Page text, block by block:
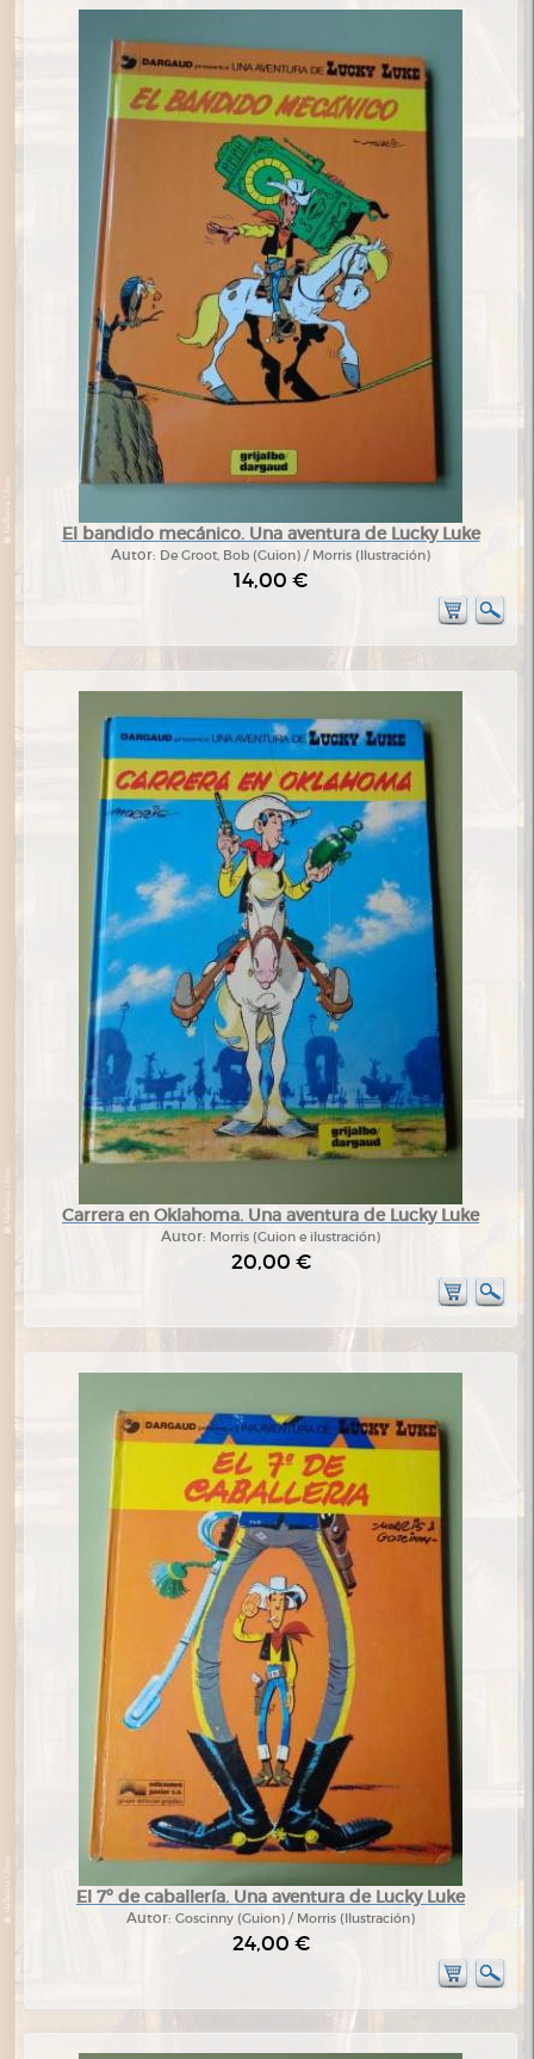
El bandido mecánico. Una aventura de Lucky Luke
Autor: De Groot, Bob (Guion) / Morris (Ilustración)
14,00 €
Carrera en Oklahoma. Una aventura de Lucky Luke
Autor: Morris (Guion e ilustración)
20,00 €
El 7º de caballería. Una aventura de Lucky Luke
Autor: Goscinny (Guion) / Morris (Ilustración)
24,00 €